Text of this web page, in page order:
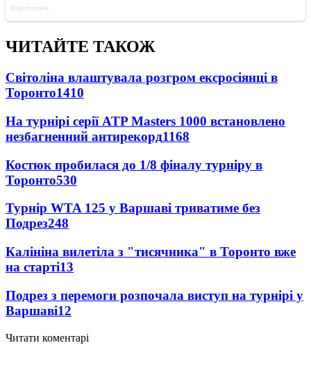
ЧИТАЙТЕ ТАКОЖ
Світоліна влаштувала розгром ексросіянці в
Торонто1410
На турнірі серії ATP Masters 1000 встановлено
незбагненний антирекорд1168
Костюк пробилася до 1/8 фіналу турніру в
Торонто530
Турнір WTA 125 у Варшаві триватиме без
Подрез248
Калініна вилетіла з "тисячника" в Торонто вже
на старті13
Подрез з перемоги розпочала виступ на турнірі у
Варшаві12
Читати коментарі